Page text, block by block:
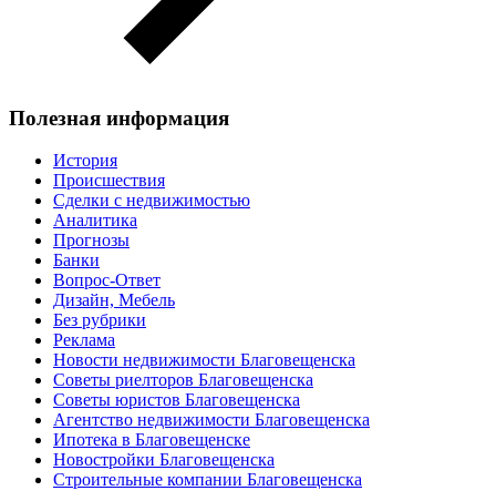
Полезная информация
История
Происшествия
Сделки с недвижимостью
Аналитика
Прогнозы
Банки
Вопрос-Ответ
Дизайн, Мебель
Без рубрики
Реклама
Новости недвижимости Благовещенска
Советы риелторов Благовещенска
Советы юристов Благовещенска
Агентство недвижимости Благовещенска
Ипотека в Благовещенске
Новостройки Благовещенска
Строительные компании Благовещенска